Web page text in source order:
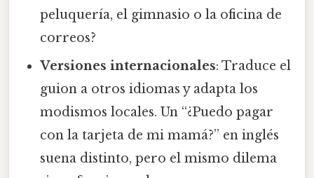
peluquería, el gimnasio o la oficina de
correos?
Versiones internacionales: Traduce el
guion a otros idiomas y adapta los
modismos locales. Un “¿Puedo pagar
con la tarjeta de mi mamá?” en inglés
suena distinto, pero el mismo dilema